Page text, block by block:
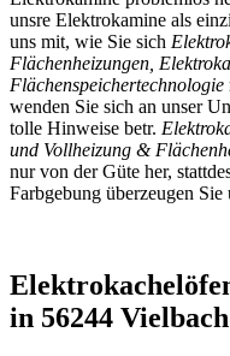
unsre Elektrokamine als
uns mit, wie Sie sich
Flächenheizungen,
Flächenspeichertechnologie
wenden Sie sich an unser
tolle Hinweise betr.
und Vollheizung &
nur von der Güte her,
Farbgebung überzeugen
in 56244 Vielbach